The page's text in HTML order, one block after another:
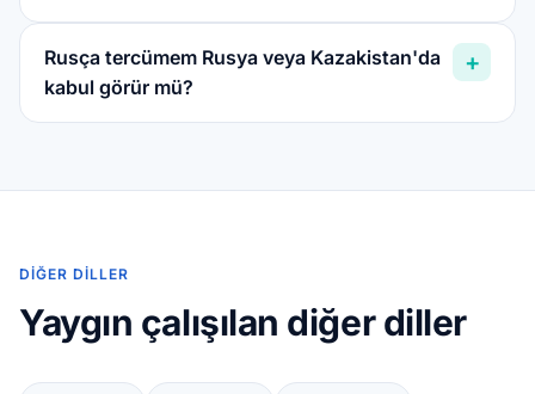
Rusça tercümem Rusya veya Kazakistan'da
kabul görür mü?
+
DIĞER DILLER
Yaygın çalışılan diğer diller